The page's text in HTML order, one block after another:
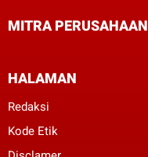
MITRA PERUSAHAAN
HALAMAN
Redaksi
Kode Etik